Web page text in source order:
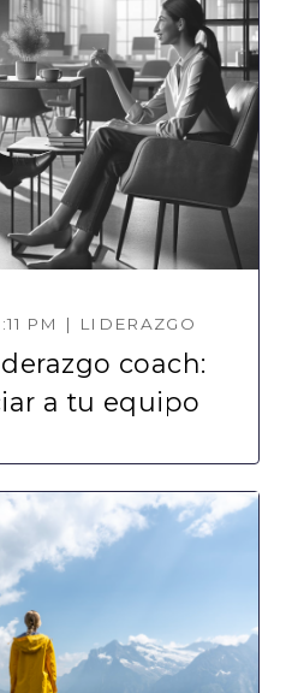
PM | LIDERAZGO
coach:
a tu equipo